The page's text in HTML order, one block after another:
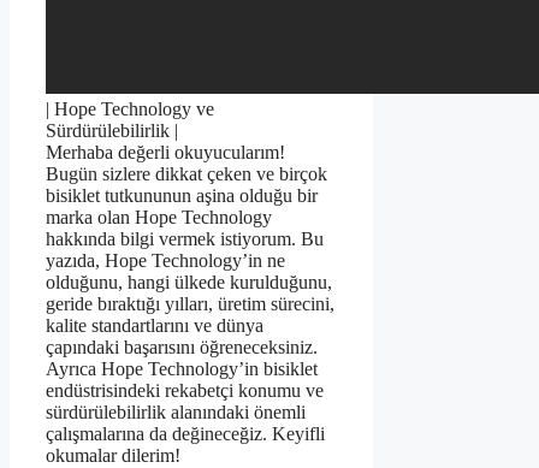
| Hope Technology ve
Sürdürülebilirlik |
Merhaba değerli okuyucularım!
Bugün sizlere dikkat çeken ve birçok
bisiklet tutkununun aşina olduğu bir
marka olan Hope Technology
hakkında bilgi vermek istiyorum. Bu
yazıda, Hope Technology’in ne
olduğunu, hangi ülkede kurulduğunu,
geride bıraktığı yılları, üretim sürecini,
kalite standartlarını ve dünya
çapındaki başarısını öğreneceksiniz.
Ayrıca Hope Technology’in bisiklet
endüstrisindeki rekabetçi konumu ve
sürdürülebilirlik alanındaki önemli
çalışmalarına da değineceğiz. Keyifli
okumalar dilerim!